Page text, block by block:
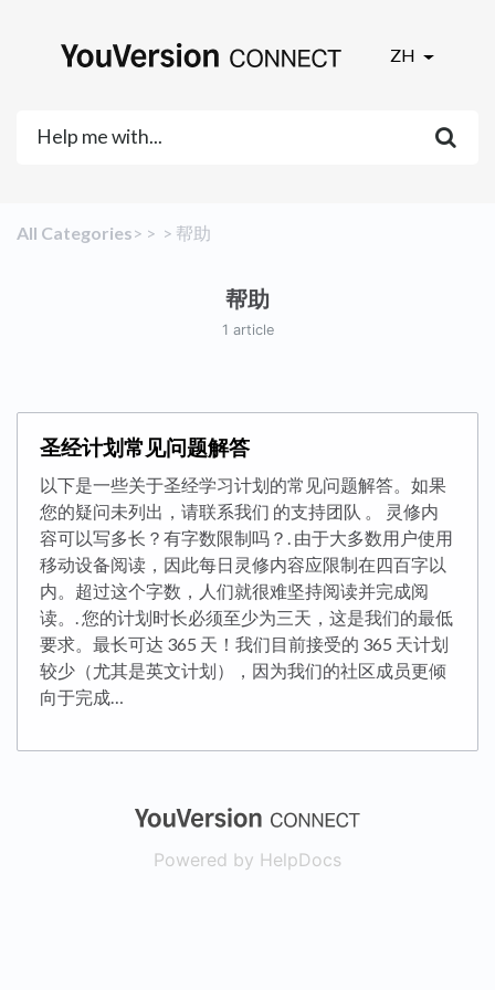
ZH
All Categories​>​ ​ > ​ ​ > ​ ​帮助
帮助
1 article
圣经计划常见问题解答
以下是一些关于圣经学习计划的常见问题解答。如果
您的疑问未列出，请联系我们 的支持团队 。 灵修内
容可以写多长？有字数限制吗？. 由于大多数用户使用
移动设备阅读，因此每日灵修内容应限制在四百字以
内。超过这个字数，人们就很难坚持阅读并完成阅
读。. 您的计划时长必须至少为三天，这是我们的最低
要求。最长可达 365 天！我们目前接受的 365 天计划
较少（尤其是英文计划），因为我们的社区成员更倾
向于完成…
(opens in a
Powered by HelpDocs